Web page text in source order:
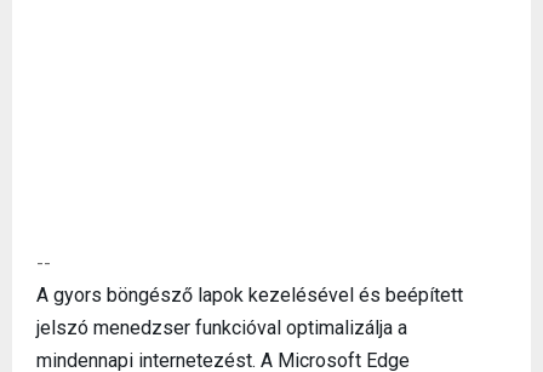
--
A gyors böngésző lapok kezelésével és beépített
jelszó menedzser funkcióval optimalizálja a
mindennapi internetezést. A Microsoft Edge